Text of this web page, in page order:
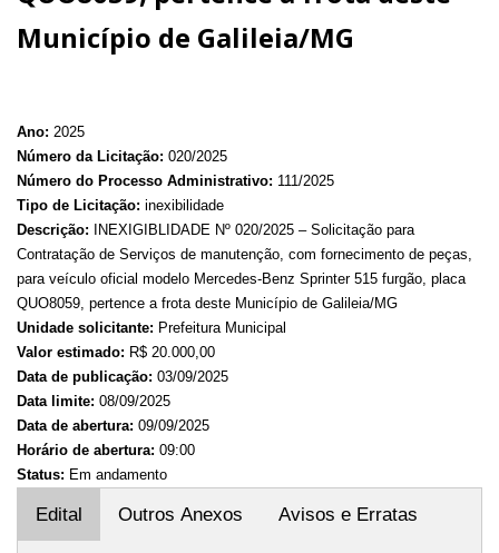
Município de Galileia/MG
Ano: 2025
Número da Licitação: 020/2025
Número do Processo Administrativo: 111/2025
Tipo de Licitação: inexibilidade
Descrição: INEXIGIBLIDADE Nº 020/2025 – Solicitação para
Contratação de Serviços de manutenção, com fornecimento de peças,
para veículo oficial modelo Mercedes-Benz Sprinter 515 furgão, placa
QUO8059, pertence a frota deste Município de Galileia/MG
Unidade solicitante: Prefeitura Municipal
Valor estimado: R$ 20.000,00
Data de publicação: 03/09/2025
Data limite: 08/09/2025
Data de abertura: 09/09/2025
Horário de abertura: 09:00
Status: Em andamento
Edital Outros Anexos Avisos e Erratas